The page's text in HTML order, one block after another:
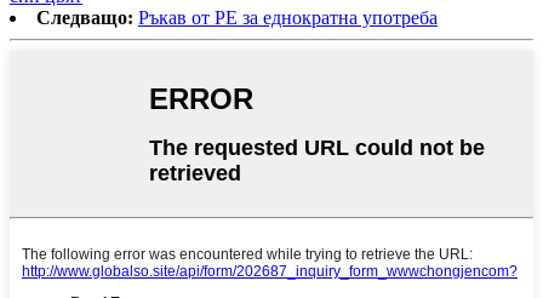
Следващо: Ръкав от PE за еднократна употреба